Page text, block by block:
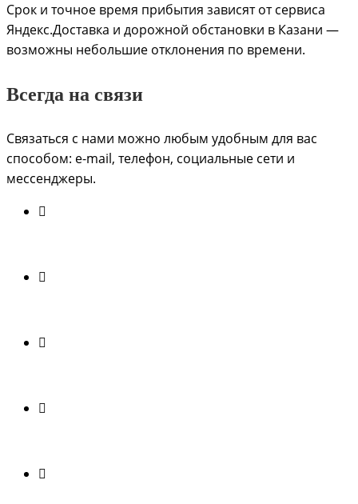
Срок и точное время прибытия зависят от сервиса
Яндекс.Доставка и дорожной обстановки в Казани —
возможны небольшие отклонения по времени.
Всегда на связи
Связаться с нами можно любым удобным для вас
способом: e-mail, телефон, социальные сети и
мессенджеры.